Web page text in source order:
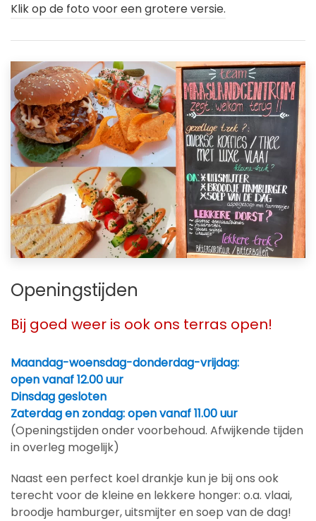
Klik op de foto voor een grotere versie.
Openingstijden
Bij goed weer is ook ons terras open!
Maandag-woensdag-donderdag-vrijdag:
open vanaf 12.00 uur
Dinsdag gesloten
Zaterdag en zondag: open vanaf 11.00 uur
(Openingstijden onder voorbehoud. Afwijkende tijden
in overleg mogelijk)
Naast een perfect koel drankje kun je bij ons ook
terecht voor de kleine en lekkere honger: o.a. vlaai,
broodje hamburger, uitsmijter en soep van de dag!